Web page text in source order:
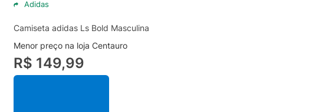
Adidas
Camiseta adidas Ls Bold Masculina
Menor preço na loja Centauro
R$ 149,99